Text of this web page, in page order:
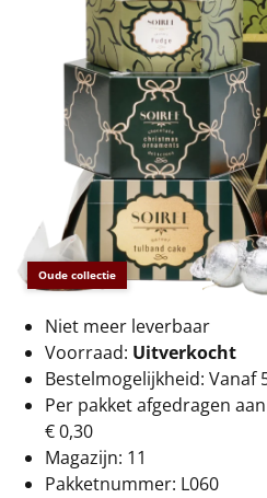
€100 en hoger
Alle kerstpakketten 2026
Thema
Origineel
Rituals
Luxe
Mannen
Vrouwen
Duurzaam
Leuke
Oude collectie
Niet meer leverbaar
Voorraad: Uitverkocht
Bestelmogelijkheid: Vanaf
Per pakket afgedragen
€ 0,30
Magazijn: 11
Pakketnummer: L060